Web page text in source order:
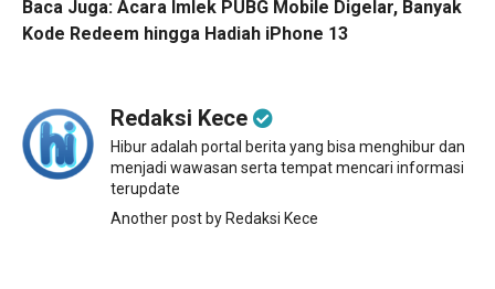
Baca Juga: Acara Imlek PUBG Mobile Digelar, Banyak
Kode Redeem hingga Hadiah iPhone 13
Redaksi Kece
Hibur adalah portal berita yang bisa menghibur dan
menjadi wawasan serta tempat mencari informasi
terupdate
Another post by Redaksi Kece